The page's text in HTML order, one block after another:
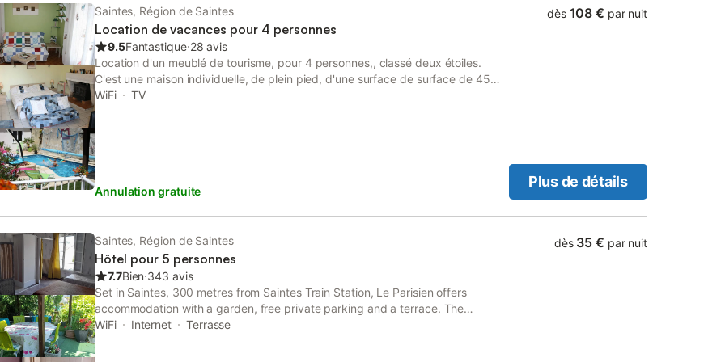
Saintes, Région de Saintes
Location de vacances pour 4 personnes
9.5Fantastique⋅28 avis
Location d'un meublé de tourisme, pour 4 personnes,, classé deux étoiles.
C'est une maison individuelle, de plein pied, d'une surface de surface de 45
M2, et qui comprend: Une cuisine équipée avec un coin salon. Une chambre
WiFi TV
Annulation gratuite
dès 108 € par nuit
Plus de détails
Saintes, Région de Saintes
Hôtel pour 5 personnes
7.7Bien⋅343 avis
Set in Saintes, 300 metres from Saintes Train Station, Le Parisien offers
accommodation with a garden, free private parking and a terrace. The
property is located 1.
WiFi Internet Terrasse
dès 35 € par nuit